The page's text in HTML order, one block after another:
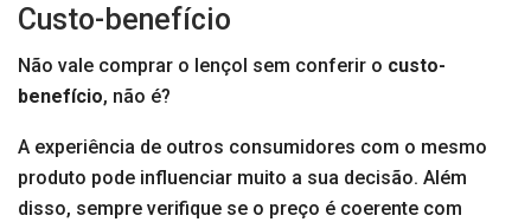
Custo-benefício
Não vale comprar o lençol sem conferir o custo-
benefício, não é?
A experiência de outros consumidores com o mesmo
produto pode influenciar muito a sua decisão. Além
disso, sempre verifique se o preço é coerente com